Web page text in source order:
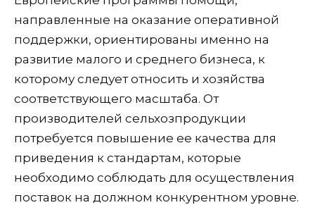
направленные на оказание оперативной
поддержки, ориентированы именно на
развитие малого и среднего бизнеса, к
которому следует относить и хозяйства
соответствующего масштаба. От
производителей сельхозпродукции
потребуется повышение ее качества для
приведения к стандартам, которые
необходимо соблюдать для осуществления
поставок на должном конкурентном уровне.